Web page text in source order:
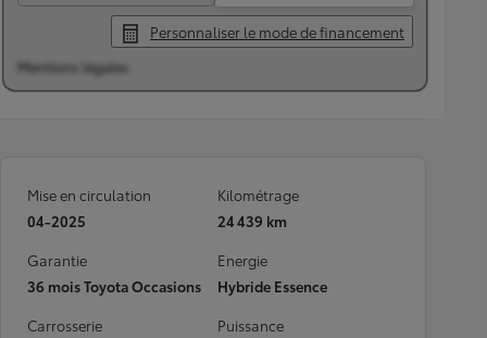
Personnaliser le mode de financement
Mentions légales
Mise en circulation
04-2025
Kilométrage
24 439 km
Garantie
36 mois Toyota Occasions
Energie
Hybride Essence
Carrosserie
Puissance